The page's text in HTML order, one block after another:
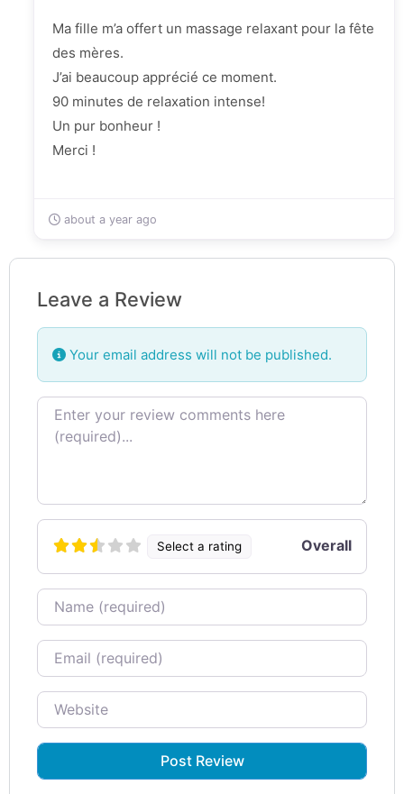
Ma fille m’a offert un massage relaxant pour la fête
des mères.
J’ai beaucoup apprécié ce moment.
90 minutes de relaxation intense!
Un pur bonheur !
Merci !
about a year ago
Leave a Review
Your email address will not be published.
Review text
Select a rating Overall
Name
Email
Website